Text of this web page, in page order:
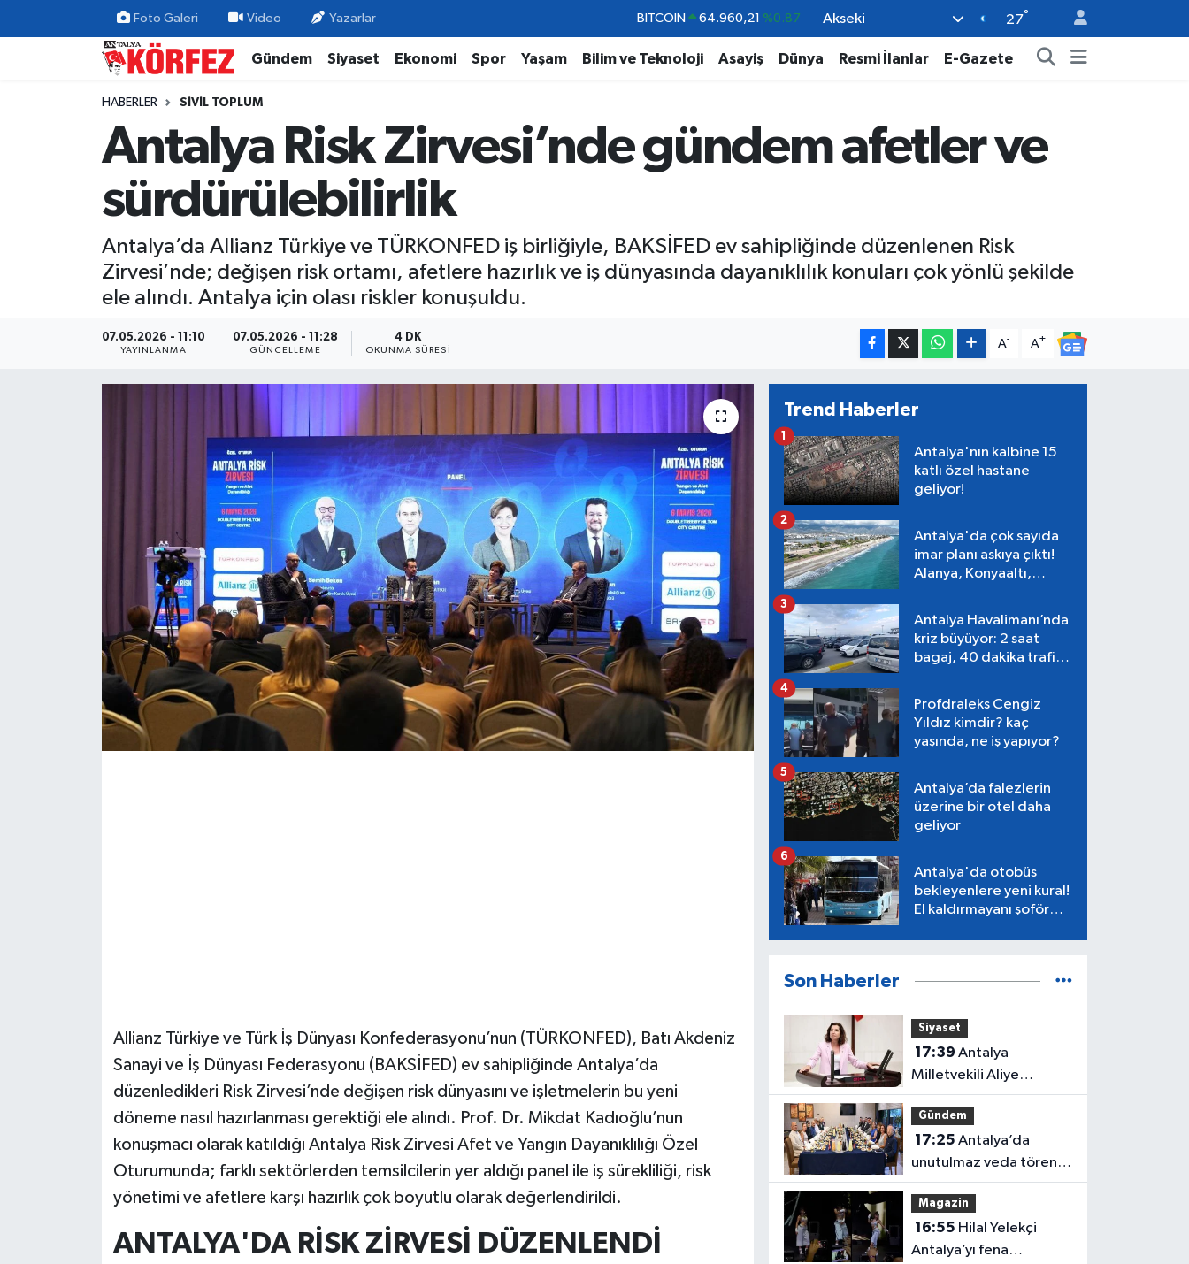
Foto Galeri Video Yazarlar DOLAR 47,7436 %0.18
EURO 55,2510 %0.32
BİST100 13.779 %-14
Akseki 27°
Gündem Siyaset Ekonomi Spor Yaşam Bilim ve Teknoloji Asayiş Dünya Resmi İlanlar E-Gazete
HABERLER SIVIL TOPLUM
Antalya Risk Zirvesi’nde gündem afetler ve
sürdürülebilirlik
Antalya’da Allianz Türkiye ve TÜRKONFED iş birliğiyle, BAKSİFED ev sahipliğinde düzenlenen Risk
Zirvesi’nde; değişen risk ortamı, afetlere hazırlık ve iş dünyasında dayanıklılık konuları çok yönlü şekilde
ele alındı. Antalya için olası riskler konuşuldu.
07.05.2026 - 11:10
YAYINLANMA
07.05.2026 - 11:28
GÜNCELLEME
4 DK
OKUNMA SÜRESI
A- A+
Allianz Türkiye ve Türk İş Dünyası Konfederasyonu’nun (TÜRKONFED), Batı Akdeniz
Sanayi ve İş Dünyası Federasyonu (BAKSİFED) ev sahipliğinde Antalya’da
düzenledikleri Risk Zirvesi’nde değişen risk dünyasını ve işletmelerin bu yeni
döneme nasıl hazırlanması gerektiği ele alındı. Prof. Dr. Mikdat Kadıoğlu’nun
konuşmacı olarak katıldığı Antalya Risk Zirvesi Afet ve Yangın Dayanıklılığı Özel
Oturumunda; farklı sektörlerden temsilcilerin yer aldığı panel ile iş sürekliliği, risk
yönetimi ve afetlere karşı hazırlık çok boyutlu olarak değerlendirildi.
ANTALYA'DA RİSK ZİRVESİ DÜZENLENDİ
Trend Haberler
Antalya'nın kalbine 15
katlı özel hastane
geliyor!
1
Antalya'da çok sayıda
imar planı askıya çıktı!
Alanya, Konyaaltı,
2
Antalya Havalimanı’nda
kriz büyüyor: 2 saat
bagaj, 40 dakika trafik,
3
Profdraleks Cengiz
Yıldız kimdir? kaç
yaşında, ne iş yapıyor?
4
Antalya’da falezlerin
üzerine bir otel daha
geliyor
5
Antalya'da otobüs
bekleyenlere yeni kural!
El kaldırmayanı şoför
6
Son Haberler
Siyaset
17:39
Milletvekili Aliye
Coşar'dan Çocuk Yasası
tepkisi
Gündem
17:25
unutulmaz veda töreni!
Protokol buluştu
Magazin
16:55
Antalya’yı fena
Gündem
Yerel Yönetim
Ekonomi
Kültür ve Sanat
Sivil Toplum
Nöbetçi Eczaneler
Trafik Durumu
Süper Lig Puan Durumu ve Fikstür
Tüm Manşetler
Son Dakika Haberleri
Haber Arşivi